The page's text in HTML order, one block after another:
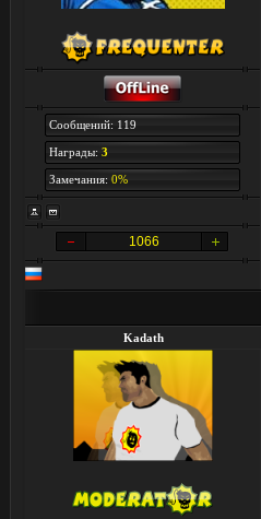
Сообщений: 119
Награды: 3
Замечания: 0%
1066
Kadath